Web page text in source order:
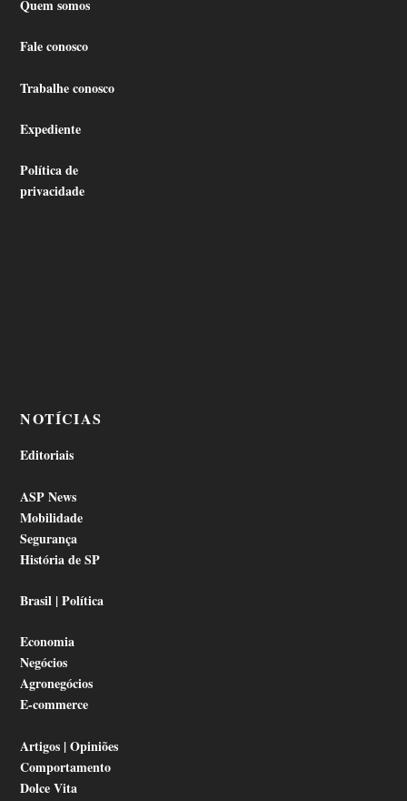
Quem somos
Fale conosco
Trabalhe conosco
Expediente
Política de
privacidade
NOTÍCIAS
Editoriais
ASP News
Mobilidade
Segurança
História de SP
Brasil | Política
Economia
Negócios
Agronegócios
E-commerce
Artigos | Opiniões
Comportamento
Dolce Vita